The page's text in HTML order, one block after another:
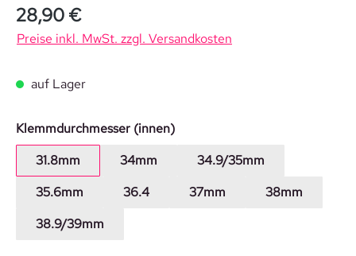
Regulärer Preis:
28,90 €
Preise inkl. MwSt. zzgl. Versandkosten
auf Lager
Klemmdurchmesser (innen)auswählen
31.8mm
34mm
34.9/35mm
35.6mm
36.4 37mm
38mm
38.9/39mm